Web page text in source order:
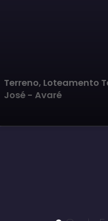
Terreno, Loteamento
José - Avaré